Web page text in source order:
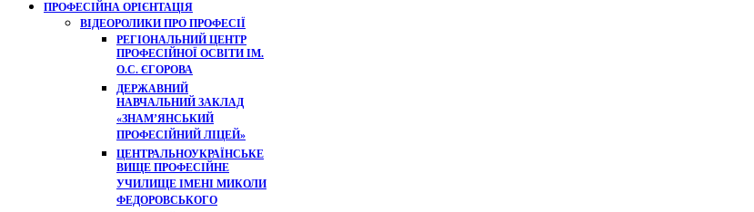
ПРОФЕСІЙНА ОРІЄНТАЦІЯ
ВІДЕОРОЛИКИ ПРО ПРОФЕСІЇ
РЕГІОНАЛЬНИЙ ЦЕНТР
ПРОФЕСІЙНОЇ ОСВІТИ ІМ.
О.С. ЄГОРОВА
ДЕРЖАВНИЙ
НАВЧАЛЬНИЙ ЗАКЛАД
«ЗНАМ’ЯНСЬКИЙ
ПРОФЕСІЙНИЙ ЛІЦЕЙ»
ЦЕНТРАЛЬНОУКРАЇНСЬКЕ
ВИЩЕ ПРОФЕСІЙНЕ
УЧИЛИЩЕ ІМЕНІ МИКОЛИ
ФЕДОРОВСЬКОГО